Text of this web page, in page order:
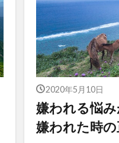
2020年5月10日
嫌われる悩み
嫌われた時